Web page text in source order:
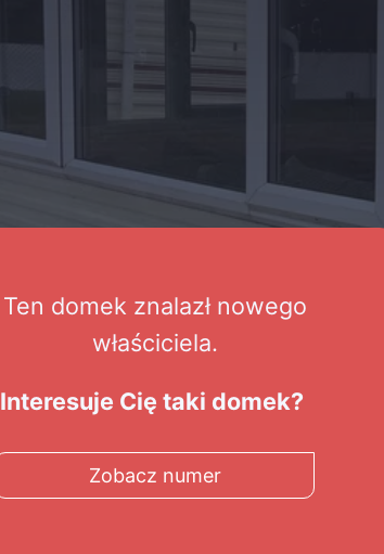
Ten domek znalazł nowego
właściciela.
Interesuje Cię taki domek?
Zobacz numer